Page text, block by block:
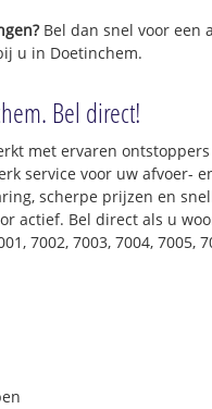
Bel dan snel voor een
u in Doetinchem.
Bel direct!
met ervaren
service voor uw afvoer-
scherpe prijzen en
actief. Bel direct als u
7002, 7003, 7004, 7005,